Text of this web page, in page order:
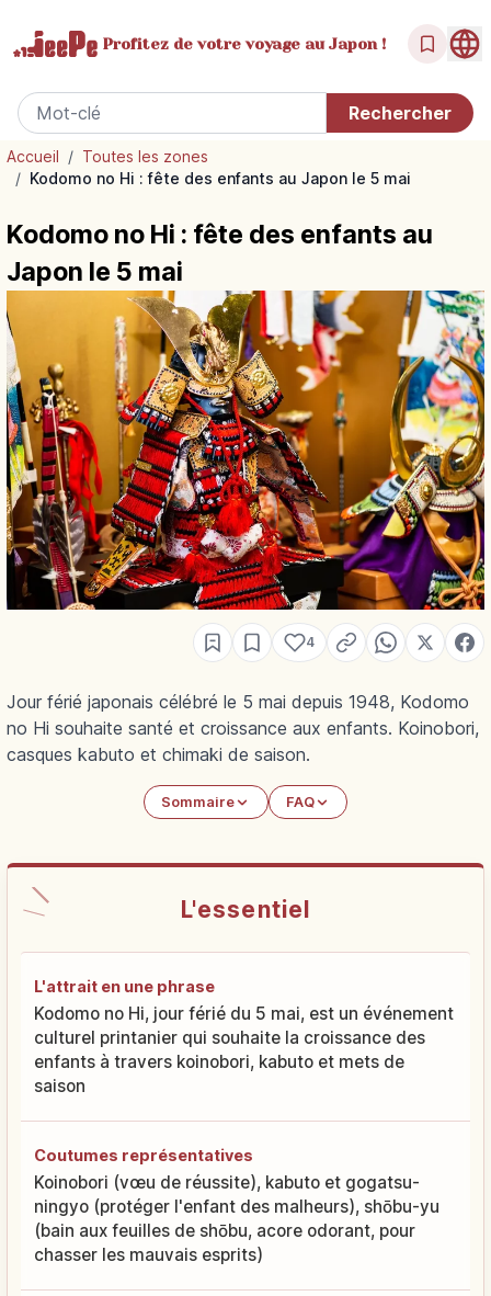
Profitez de votrevoyage au Japon !
Accueil / Toutes les zones
/ Kodomo no Hi : fête des enfants au Japon le 5 mai
Kodomo no Hi : fête des enfants au
Japon le 5 mai
4
Jour férié japonais célébré le 5 mai depuis 1948, Kodomo
no Hi souhaite santé et croissance aux enfants. Koinobori,
casques kabuto et chimaki de saison.
Sommaire FAQ
L'essentiel
L'attrait en une phrase
Kodomo no Hi, jour férié du 5 mai, est un événement
culturel printanier qui souhaite la croissance des
enfants à travers koinobori, kabuto et mets de
saison
Coutumes représentatives
Koinobori (vœu de réussite), kabuto et gogatsu-
ningyo (protéger l'enfant des malheurs), shōbu-yu
(bain aux feuilles de shōbu, acore odorant, pour
chasser les mauvais esprits)